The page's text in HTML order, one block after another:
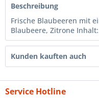
Beschreibung
Frische Blaubeeren mit
Blaubeere, Zitrone
Kunden kauften auch
Service Hotline